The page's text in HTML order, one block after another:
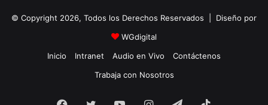
© Copyright 2026, Todos los Derechos Reservados | Diseño por
WGdigital
Inicio
Intranet Audio en Vivo
Contáctenos
Trabaja con Nosotros